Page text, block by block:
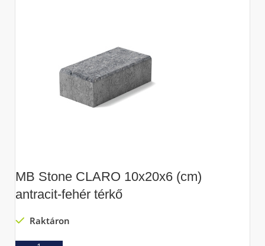
MB Stone CLARO 10x20x6 (cm)
antracit-fehér térkő
Raktáron